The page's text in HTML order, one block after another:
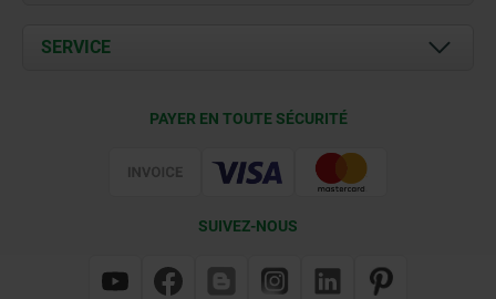
Contact
Documents
SERVICE
PAYER EN TOUTE SÉCURITÉ
SUIVEZ-NOUS